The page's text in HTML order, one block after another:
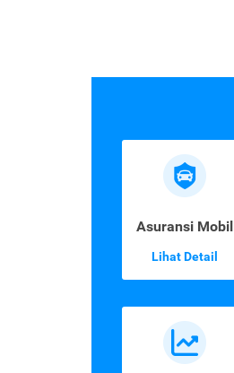
Asuransi Mobil
Lihat Detail